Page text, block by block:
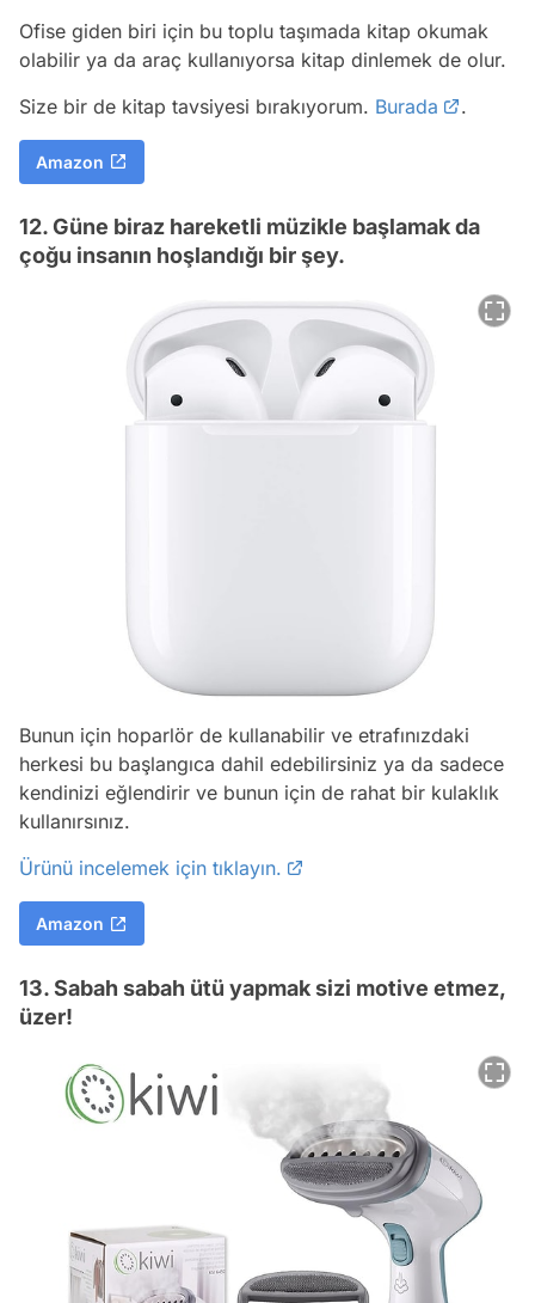
Ofise giden biri için bu toplu taşımada kitap okumak
olabilir ya da araç kullanıyorsa kitap dinlemek de olur.
Size bir de kitap tavsiyesi bırakıyorum. Burada .
Amazon
12. Güne biraz hareketli müzikle başlamak da
çoğu insanın hoşlandığı bir şey.
Bunun için hoparlör de kullanabilir ve etrafınızdaki
herkesi bu başlangıca dahil edebilirsiniz ya da sadece
kendinizi eğlendirir ve bunun için de rahat bir kulaklık
kullanırsınız.
Ürünü incelemek için tıklayın.
Amazon
13. Sabah sabah ütü yapmak sizi motive etmez,
üzer!